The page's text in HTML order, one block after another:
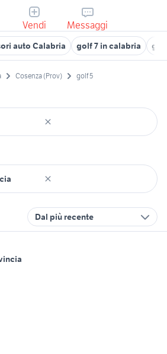
Vendi Messaggi
auto Calabria golf 7 in calabria
Cosenza (Prov) golf 5
Dal più recente